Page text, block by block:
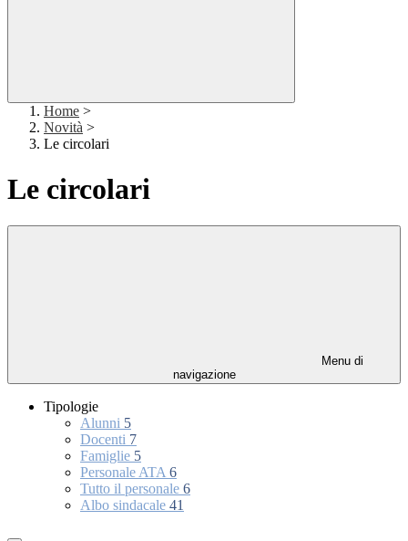
Home >
Novità >
Le circolari
Le circolari
Menu di
navigazione
Tipologie
Alunni 5
Docenti 7
Famiglie 5
Personale ATA 6
Tutto il personale 6
Albo sindacale 41